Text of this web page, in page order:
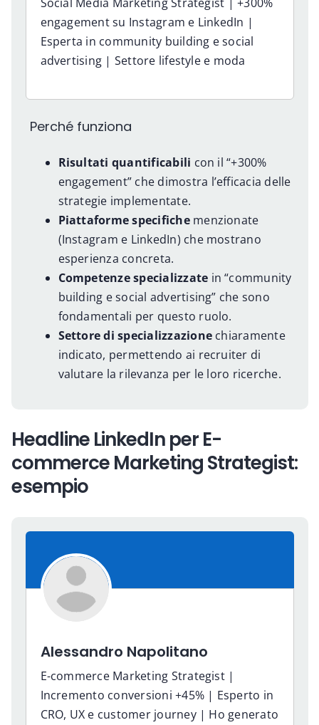
engagement su Instagram e LinkedIn |
Esperta in community building e social
advertising | Settore lifestyle e moda
Perché funziona
Risultati quantificabili con il “+300%
engagement” che dimostra l’efficacia delle
strategie implementate.
Piattaforme specifichemenzionate
(Instagram e LinkedIn) che mostrano
esperienza concreta.
Competenze specializzate in “community
building e social advertising” che sono
fondamentali per questo ruolo.
Settore di specializzazionechiaramente
indicato, permettendo ai recruiter di
valutare la rilevanza per le loro ricerche.
Headline LinkedIn per E-
commerce Marketing Strategist:
esempio
Alessandro Napolitano
E-commerce Marketing Strategist |
Incremento conversioni +45% | Esperto in
CRO, UX e customer journey | Ho generato